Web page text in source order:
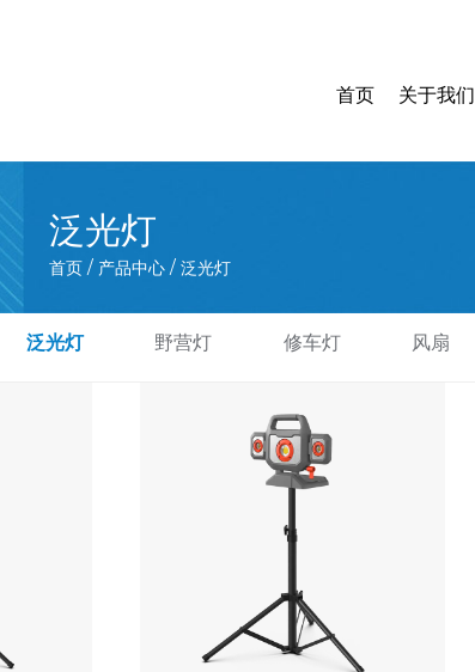
首页 关于我们
泛光灯
首页 / 产品中心 / 泛光灯
泛光灯 野营灯 修车灯 风扇